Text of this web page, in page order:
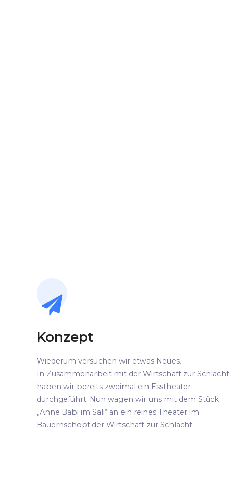
Konzept
Wiederum versuchen wir etwas Neues.
In Zusammenarbeit mit der Wirtschaft zur Schlacht
haben wir bereits zweimal ein Esstheater
durchgeführt. Nun wagen wir uns mit dem Stück
„Anne Bäbi im Säli“ an ein reines Theater im
Bauernschopf der Wirtschaft zur Schlacht.